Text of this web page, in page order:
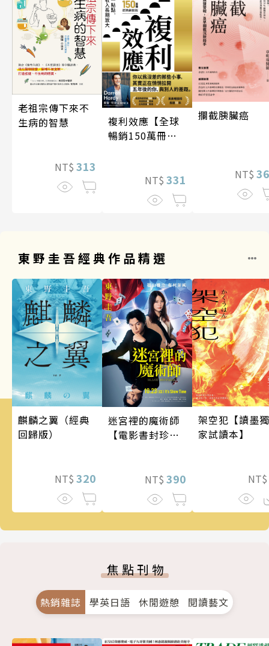
老祖宗傳下來不
生病的智慧
NT$ 313
複利效應【全球
暢銷150萬冊・
NT$ 331
攔截胰臟癌
NT$
東野圭吾經典作品精選
麒麟之翼（經典
回歸版）
NT$ 320
迷宮裡的魔術師
【電影書封珍藏
NT$ 390
架空犯【讀墨獨
家試讀本】
NT$
焦點刊物
熱銷雜誌 學英日語 休閒遊憩 閱讀藝文